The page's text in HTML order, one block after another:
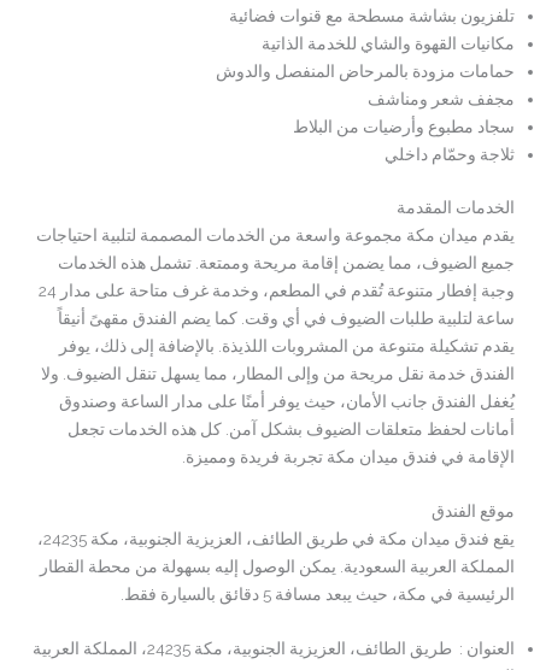
تلفزيون بشاشة مسطحة مع قنوات فضائية
مكانيات القهوة والشاي للخدمة الذاتية
حمامات مزودة بالمرحاض المنفصل والدوش
مجفف شعر ومناشف
سجاد مطبوع وأرضيات من البلاط
ثلاجة وحمّام داخلي
الخدمات المقدمة
يقدم ميدان مكة مجموعة واسعة من الخدمات المصممة لتلبية احتياجات
جميع الضيوف، مما يضمن إقامة مريحة وممتعة. تشمل هذه الخدمات
وجبة إفطار متنوعة تُقدم في المطعم، وخدمة غرف متاحة على مدار 24
ساعة لتلبية طلبات الضيوف في أي وقت. كما يضم الفندق مقهىً أنيقاً
يقدم تشكيلة متنوعة من المشروبات اللذيذة. بالإضافة إلى ذلك، يوفر
الفندق خدمة نقل مريحة من وإلى المطار، مما يسهل تنقل الضيوف. ولا
يُغفل الفندق جانب الأمان، حيث يوفر أمنًا على مدار الساعة وصندوق
أمانات لحفظ متعلقات الضيوف بشكل آمن. كل هذه الخدمات تجعل
الإقامة في فندق ميدان مكة تجربة فريدة ومميزة.
موقع الفندق
يقع فندق ميدان مكة في طريق الطائف، العزيزية الجنوبية، مكة 24235،
المملكة العربية السعودية. يمكن الوصول إليه بسهولة من محطة القطار
الرئيسية في مكة، حيث يبعد مسافة 5 دقائق بالسيارة فقط.
العنوان : طريق الطائف، العزيزية الجنوبية، مكة 24235، المملكة العربية